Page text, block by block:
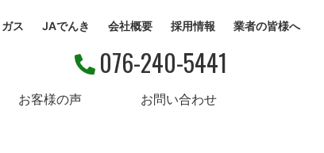
ガス JAでんき 会社概要 採用情報 業者の皆様へ
076-240-5441
お客様の声 お問い合わせ